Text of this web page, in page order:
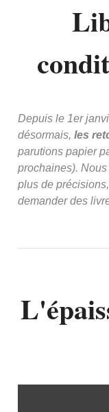
Depuis le 1er
désormais, les
parutions papier
prochaines).
plus de
demander des